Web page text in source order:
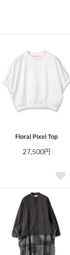
Floral Pixel Top
27,500円